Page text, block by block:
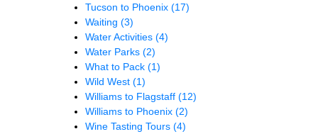
Tucson to Phoenix (17)
Waiting (3)
Water Activities (4)
Water Parks (2)
What to Pack (1)
Wild West (1)
Williams to Flagstaff (12)
Williams to Phoenix (2)
Wine Tasting Tours (4)